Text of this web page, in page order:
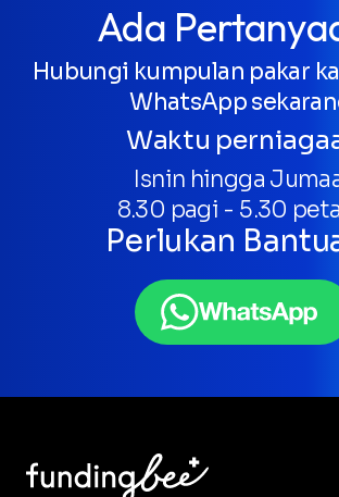
Ada
Hubungi kumpulan pakar
WhatsApp
Waktu
Isnin hingga
8.30 pagi - 5.30
Perlukan